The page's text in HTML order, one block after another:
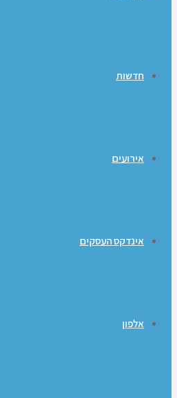
חדשות
אירועים
אינדקס העסקים
אלפון